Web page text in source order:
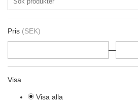
Pris (SEK)
—
Visa
Visa alla